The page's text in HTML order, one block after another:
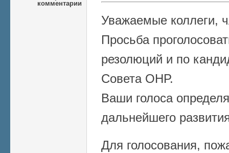
комментарии
Уважаемые коллеги,
Просьба
резолюций и по
Совета ОНР.
Ваши голоса
дальнейшего
Для голосования,